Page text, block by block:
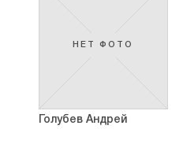
НЕТ ФОТО
Голубев Андрей